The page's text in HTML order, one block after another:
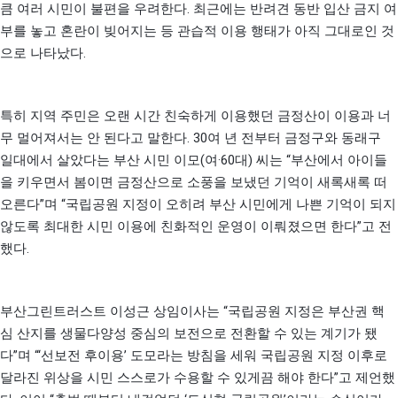
큼 여러 시민이 불편을 우려한다. 최근에는 반려견 동반 입산 금지 여
부를 놓고 혼란이 빚어지는 등 관습적 이용 행태가 아직 그대로인 것
으로 나타났다.
특히 지역 주민은 오랜 시간 친숙하게 이용했던 금정산이 이용과 너
무 멀어져서는 안 된다고 말한다. 30여 년 전부터 금정구와 동래구
일대에서 살았다는 부산 시민 이모(여·60대) 씨는 “부산에서 아이들
을 키우면서 봄이면 금정산으로 소풍을 보냈던 기억이 새록새록 떠
오른다”며 “국립공원 지정이 오히려 부산 시민에게 나쁜 기억이 되지
않도록 최대한 시민 이용에 친화적인 운영이 이뤄졌으면 한다”고 전
했다.
부산그린트러스트 이성근 상임이사는 “국립공원 지정은 부산권 핵
심 산지를 생물다양성 중심의 보전으로 전환할 수 있는 계기가 됐
다”며 “‘선보전 후이용’ 도모라는 방침을 세워 국립공원 지정 이후로
달라진 위상을 시민 스스로가 수용할 수 있게끔 해야 한다”고 제언했